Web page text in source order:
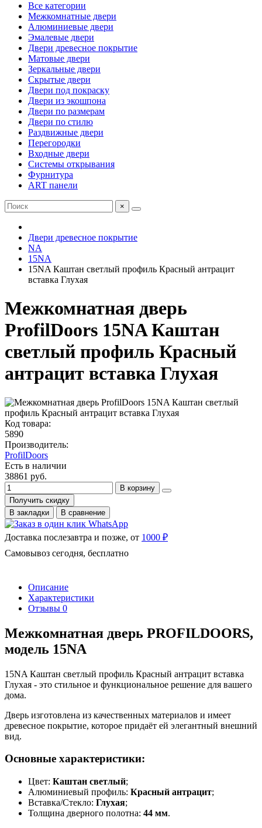
Все категории
Межкомнатные двери
Алюминиевые двери
Эмалевые двери
Двери древесное покрытие
Матовые двери
Зеркальные двери
Скрытые двери
Двери под покраску
Двери из экошпона
Двери по размерам
Двери по стилю
Раздвижные двери
Перегородки
Входные двери
Системы открывания
Фурнитура
ART панели
×
Двери древесное покрытие
NA
15NA
15NA Каштан светлый профиль Красный антрацит
вставка Глухая
Межкомнатная дверь
ProfilDoors 15NA Каштан
светлый профиль Красный
антрацит вставка Глухая
Код товара:
5890
Производитель:
ProfilDoors
Есть в наличии
38861 руб.
В корзину
Получить скидку
В закладки
В сравнение
Доставка послезавтра и позже, от 1000 ₽
Самовывоз сегодня, бесплатно
Описание
Характеристики
Отзывы 0
Межкомнатная дверь PROFILDOORS,
модель 15NA
15NA Каштан светлый профиль Красный антрацит вставка
Глухая - это стильное и функциональное решение для вашего
дома.
Дверь изготовлена из качественных материалов и имеет
древесное покрытие, которое придаёт ей элегантный внешний
вид.
Основные характеристики:
Цвет: Каштан светлый;
Алюминиевый профиль: Красный антрацит;
Вставка/Стекло: Глухая;
Толщина дверного полотна: 44 мм.